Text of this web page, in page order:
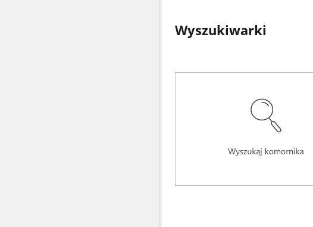
Wyszukiwarki